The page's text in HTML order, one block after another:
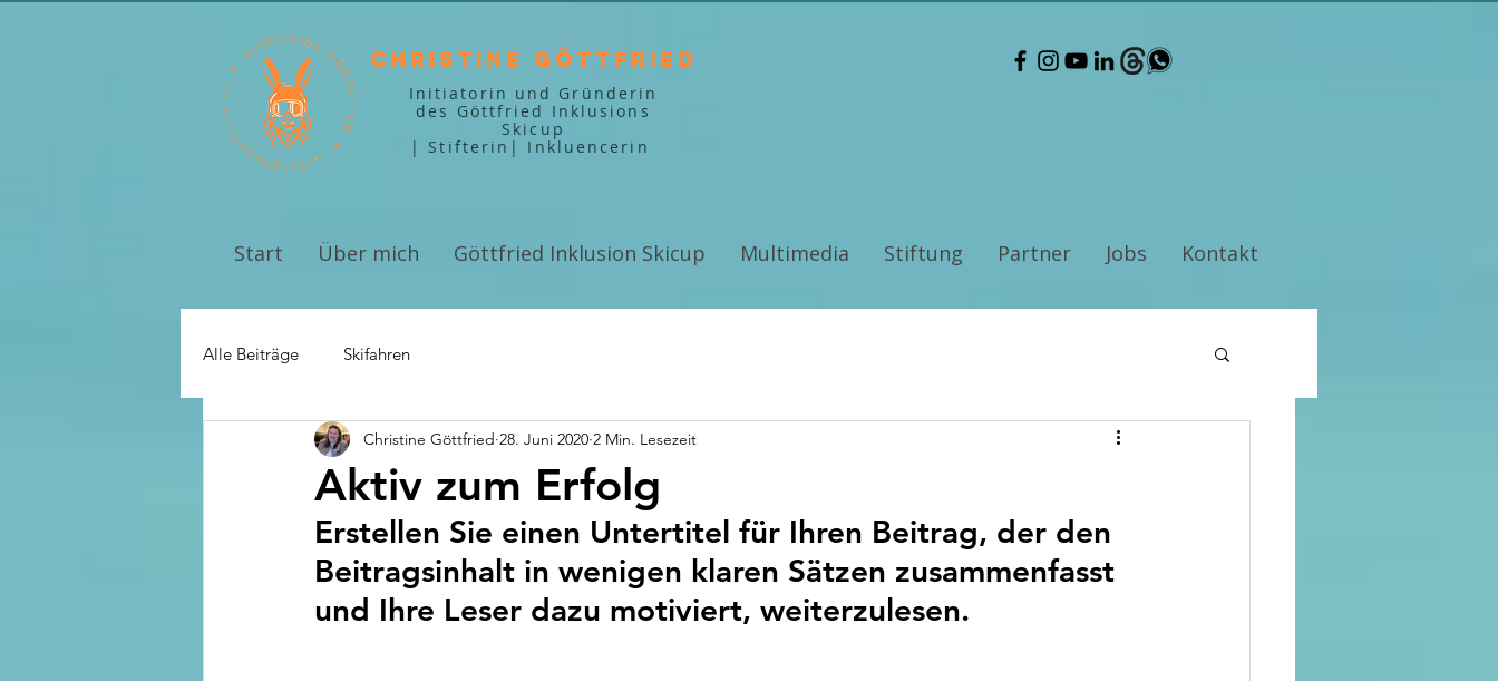
Christine Göttfried
Initiatorin und Gründerin
des Göttfried Inklusions
Skicup
| Stifterin| Inkluencerin
Start Über mich Göttfried Inklusion Skicup Multimedia Stiftung Partner Jobs Kontakt
Alle Beiträge Skifahren
Aktiv zum Erfolg
Christine Göttfried 28. Juni 2020 2 Min. Lesezeit
Erstellen Sie einen Untertitel für Ihren Beitrag, der den
Beitragsinhalt in wenigen klaren Sätzen zusammenfasst
und Ihre Leser dazu motiviert, weiterzulesen.